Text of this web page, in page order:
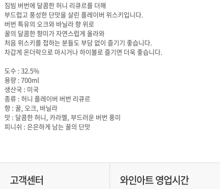
짐빔 버번에 달콤한 허니 리큐르를 더해
부드럽고 풍성한 단맛을 살린 플레이버 위스키입니다.
버번 특유의 오크와 바닐라 향 위로
꿀의 달콤한 향미가 자연스럽게 올라와
처음 위스키를 접하는 분들도 부담 없이 즐기기 좋습니다.
차갑게 온더락으로 마시거나 하이볼로 즐기면 더욱 좋습니다.
도수 : 32.5%
용량 : 700ml
생산국 : 미국
종류 : 허니 플레이버 버번 리큐르
향 : 꿀, 오크, 바닐라
맛 : 달콤한 허니, 카라멜, 부드러운 버번 풍미
피니쉬 : 은은하게 남는 꿀의 단맛
고객센터 와인아트 영업시간